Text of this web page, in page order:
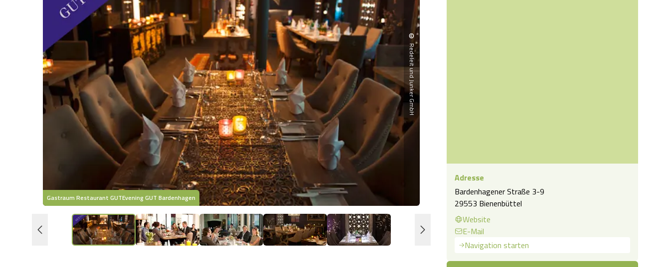
Gastraum Restaurant GUTEvening GUT Bardenhagen
©
Redeleit und Junker GmbH
Gastraum Restaurant GUT Evening
Adresse
Bardenhagener Straße 3-9
29553 Bienenbüttel
Website
E-Mail
Navigation starten